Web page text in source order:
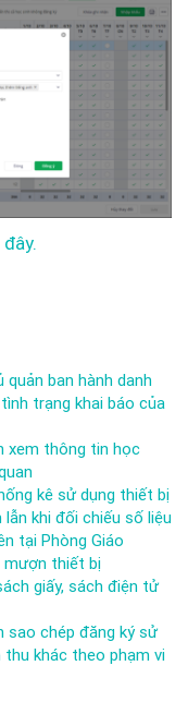
ban hành danh
trạng khai báo của
xem thông tin học
kê sử dụng thiết bị
khi đối chiếu số liệu
tại Phòng Giáo
mượn thiết bị
giấy, sách điện tử
sao chép đăng ký sử
thu khác theo phạm vi